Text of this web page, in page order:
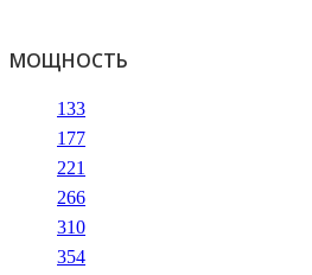
МОЩНОСТЬ
133
177
221
266
310
354